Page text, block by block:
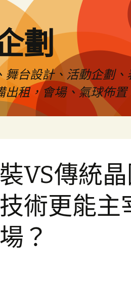
劃
舞台設計、活動企劃
出租，會場、氣球佈
VS傳統
術更能主
？